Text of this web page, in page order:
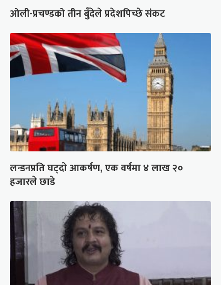
ओली-प्रचण्डको तीन बुँदेले प्रदेशपिच्छे संकट
लन्डनप्रति घट्दो आकर्षण, एक वर्षमा ४ लाख २०
हजारले छाडे